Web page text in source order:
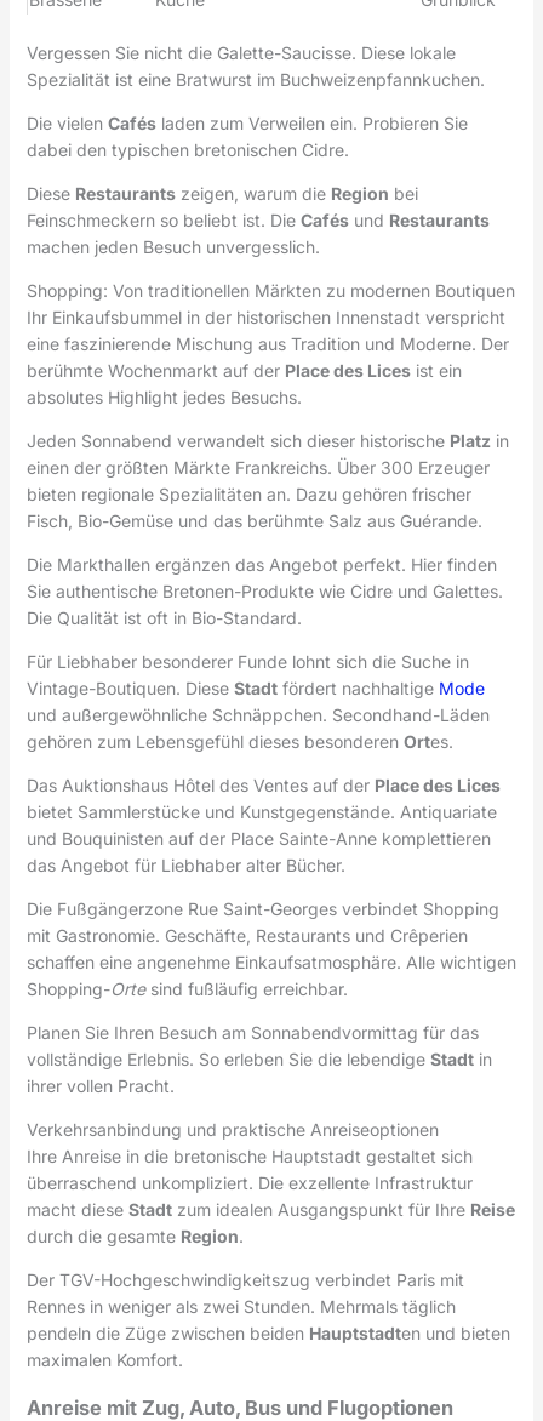
Vergessen Sie nicht die Galette-Saucisse. Diese lokale
Spezialität ist eine Bratwurst im Buchweizenpfannkuchen.
Die vielen Cafésladen zum Verweilen ein. Probieren Sie
dabei den typischen bretonischen Cidre.
Diese Restaurantszeigen, warum die Region bei
Feinschmeckern so beliebt ist. Die Cafésund Restaurants
machen jeden Besuch unvergesslich.
Shopping: Von traditionellen Märkten zu modernen Boutiquen
Ihr Einkaufsbummel in der historischen Innenstadt verspricht
eine faszinierende Mischung aus Tradition und Moderne. Der
berühmte Wochenmarkt auf der Place des Licesist ein
absolutes Highlight jedes Besuchs.
Jeden Sonnabend verwandelt sich dieser historische Platzin
einen der größten Märkte Frankreichs. Über 300 Erzeuger
bieten regionale Spezialitäten an. Dazu gehören frischer
Fisch, Bio-Gemüse und das berühmte Salz aus Guérande.
Die Markthallen ergänzen das Angebot perfekt. Hier finden
Sie authentische Bretonen-Produkte wie Cidre und Galettes.
Die Qualität ist oft in Bio-Standard.
Für Liebhaber besonderer Funde lohnt sich die Suche in
Vintage-Boutiquen. Diese Stadtfördert nachhaltige Mode
und außergewöhnliche Schnäppchen. Secondhand-Läden
gehören zum Lebensgefühl dieses besonderen Ortes.
Das Auktionshaus Hôtel des Ventes auf der Place des Lices
bietet Sammlerstücke und Kunstgegenstände. Antiquariate
und Bouquinisten auf der Place Sainte-Anne komplettieren
das Angebot für Liebhaber alter Bücher.
Die Fußgängerzone Rue Saint-Georges verbindet Shopping
mit Gastronomie. Geschäfte, Restaurants und Crêperien
schaffen eine angenehme Einkaufsatmosphäre. Alle wichtigen
Shopping-Ortesind fußläufig erreichbar.
Planen Sie Ihren Besuch am Sonnabendvormittag für das
vollständige Erlebnis. So erleben Sie die lebendige Stadtin
ihrer vollen Pracht.
Verkehrsanbindung und praktische Anreiseoptionen
Ihre Anreise in die bretonische Hauptstadt gestaltet sich
überraschend unkompliziert. Die exzellente Infrastruktur
macht diese Stadtzum idealen Ausgangspunkt für Ihre Reise
durch die gesamte Region.
Der TGV-Hochgeschwindigkeitszug verbindet Paris mit
Rennes in weniger als zwei Stunden. Mehrmals täglich
pendeln die Züge zwischen beiden Hauptstadten und bieten
maximalen Komfort.
Anreise mit Zug, Auto, Bus und Flugoptionen